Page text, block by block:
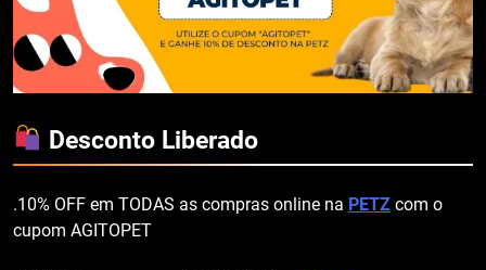
Desconto Liberado
.10% OFF em TODAS as compras online na PETZ com o
cupom AGITOPET